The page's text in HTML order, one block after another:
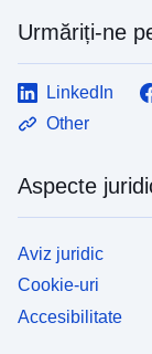
Urmăriți-ne
LinkedIn
Other
Aspecte
Aviz juridic
Cookie-uri
Accesibilitate